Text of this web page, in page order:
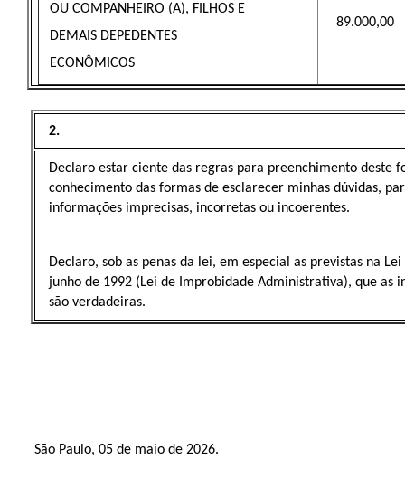
OU COMPANHEIRO (A), FILHOS E
DEMAIS DEPEDENTES
ECONÔMICOS
89.000,00
2.
Declaro estar ciente das regras para preenchimento deste
conhecimento das formas de esclarecer minhas dúvidas,
informações imprecisas, incorretas ou incoerentes.
Declaro, sob as penas da lei, em especial as previstas na
junho de 1992 (Lei de Improbidade Administrativa), que as
são verdadeiras.
São Paulo, 05 de maio de 2026.